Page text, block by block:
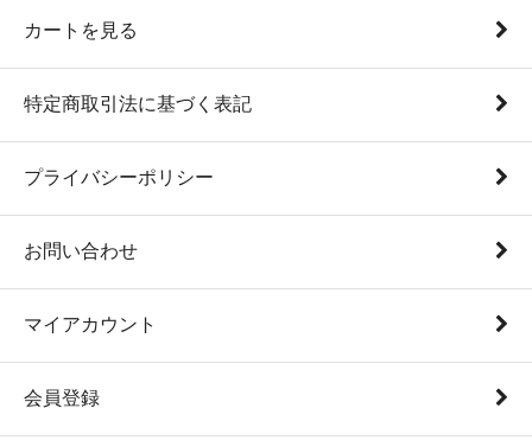
カートを見る
特定商取引法に基づく表記
プライバシーポリシー
お問い合わせ
マイアカウント
会員登録